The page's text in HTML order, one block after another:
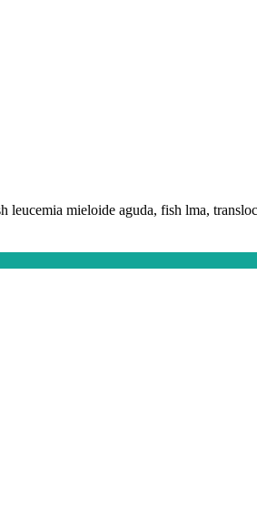
mieloide aguda, fish lma,